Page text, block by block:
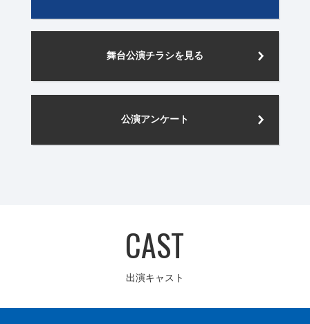
舞台公演チラシを見る
公演アンケート
CAST
出演キャスト